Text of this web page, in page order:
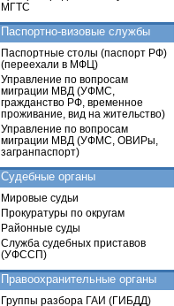
МГТС
Паспортно-визовые службы
Паспортные столы (паспорт РФ)
(переехали в МФЦ)
Управление по вопросам
миграции МВД (УФМС,
гражданство РФ, временное
проживание, вид на жительство)
Управление по вопросам
миграции МВД (УФМС, ОВИРы,
загранпаспорт)
Судебные органы
Мировые судьи
Прокуратуры по округам
Районные суды
Служба судебных приставов
(УФССП)
Правоохранительные органы
Группы разбора ГАИ (ГИБДД)